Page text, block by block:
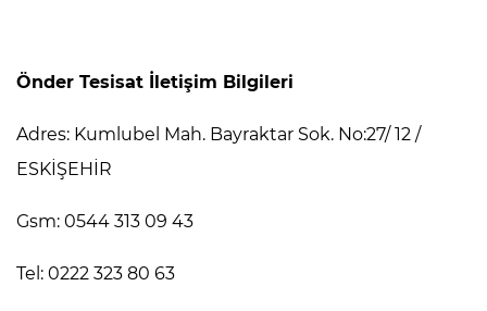
Önder Tesisat İletişim Bilgileri
Adres: Kumlubel Mah. Bayraktar Sok. No:27/ 12 /
ESKİŞEHİR
Gsm: 0544 313 09 43
Tel: 0222 323 80 63